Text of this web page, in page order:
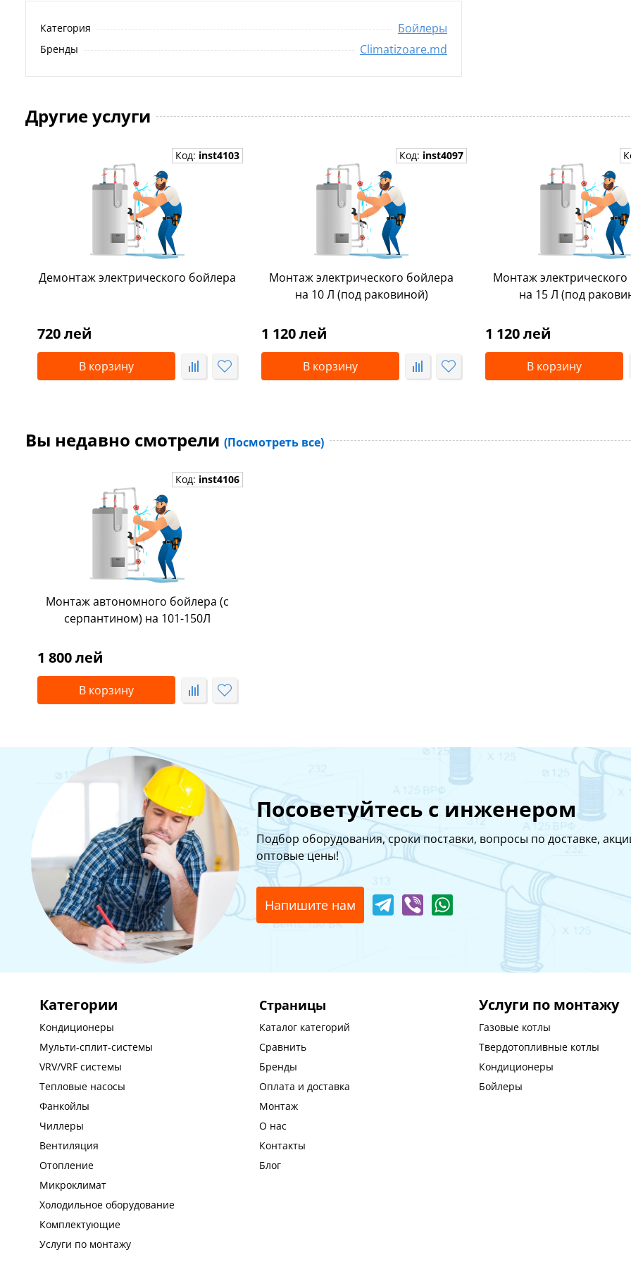
Категория Бойлеры
Бренды Climatizoare.md
Другие услуги
Код: inst4103
Демонтаж электрического бойлера
720 лей
В корзину
Код: inst4097
Монтаж электрического бойлера
на 10 Л (под раковиной)
1 120 лей
В корзину
Монтаж
на 15 Л (под
1 120 лей
В корзину
Вы недавно смотрели (Посмотреть все)
Код: inst4106
Монтаж автономного бойлера (с
серпантином) на 101-150Л
1 800 лей
В корзину
Посоветуйтесь с инженером
Подбор оборудования, cроки поставки, вопросы по доставке,
оптовые цены!
Напишите нам
Категории
Кондиционеры
Мульти-сплит-системы
VRV/VRF системы
Тепловые насосы
Фанкойлы
Чиллеры
Вентиляция
Отопление
Микроклимат
Холодильное оборудование
Комплектующие
Услуги по монтажу
Страницы
Каталог категорий
Сравнить
Бренды
Оплата и доставка
Монтаж
О нас
Контакты
Блог
Услуги по монтажу
Газовые котлы
Твердотопливные котлы
Кондиционеры
Бойлеры